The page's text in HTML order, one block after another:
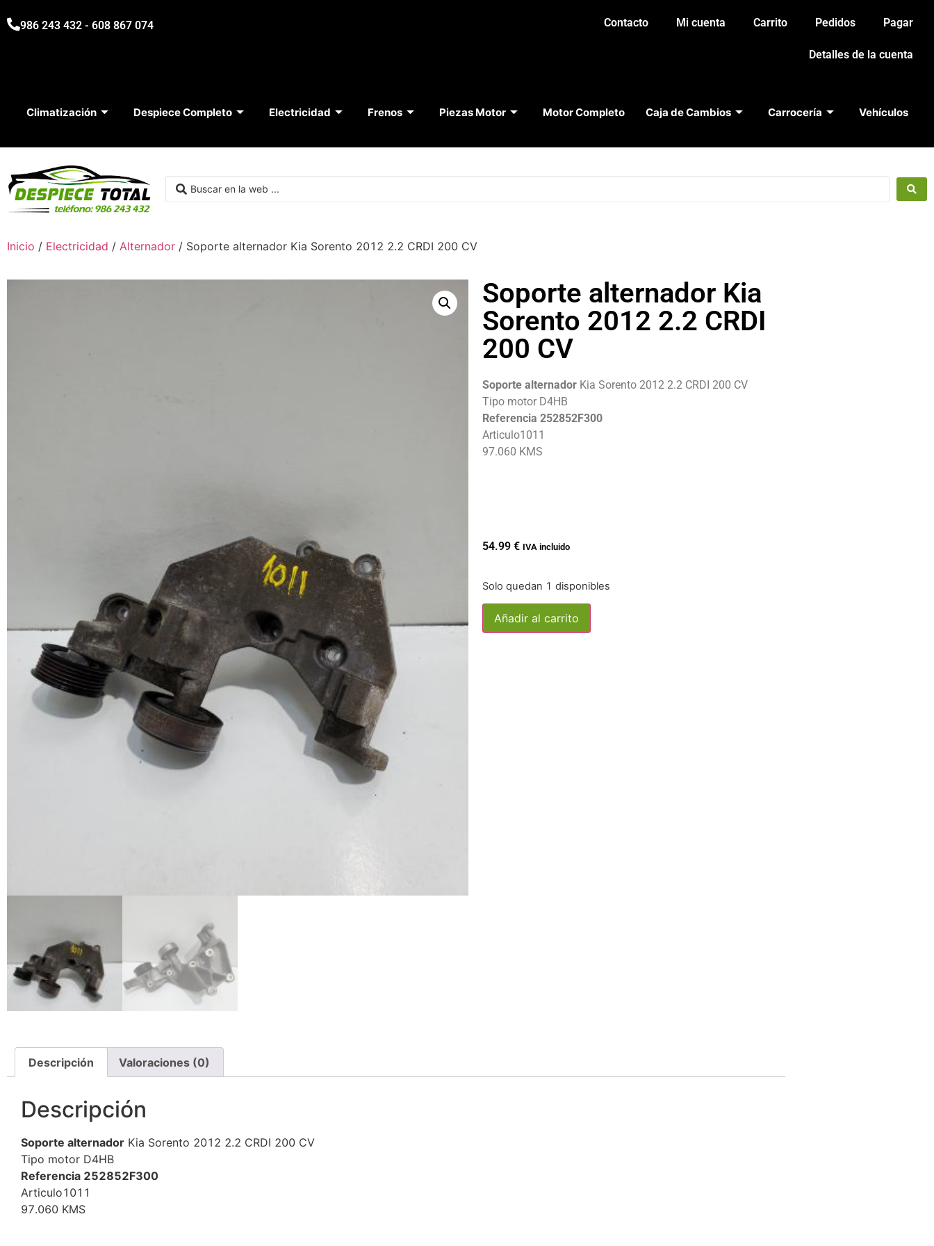
986 243 432 - 608 867 074 Contacto Mi cuenta Carrito Pedidos Pagar
Detalles de la cuenta
Climatización Despiece Completo Electricidad Frenos Piezas Motor Motor Completo Caja de Cambios Carrocería Vehículos
Inicio / Electricidad / Alternador / Soporte alternador Kia Sorento 2012 2.2 CRDI 200 CV
Soporte alternador Kia
Sorento 2012 2.2 CRDI
200 CV
Soporte alternador Kia Sorento 2012 2.2 CRDI 200 CV
Tipo motor D4HB
Referencia 252852F300
Articulo1011
97.060 KMS
54.99 € IVA incluido
Solo quedan 1 disponibles
Añadir al carrito
Descripción Valoraciones (0)
Descripción
Soporte alternador Kia Sorento 2012 2.2 CRDI 200 CV
Tipo motor D4HB
Referencia 252852F300
Articulo1011
97.060 KMS